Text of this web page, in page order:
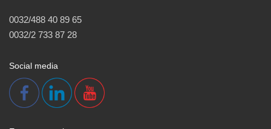
0032/488 40 89 65
0032/2 733 87 28
Social media